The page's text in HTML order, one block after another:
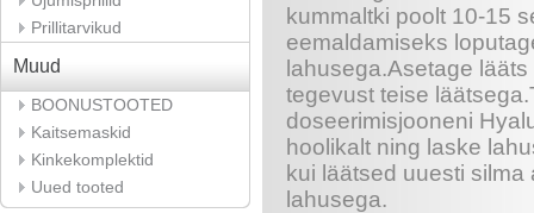
kummaltki poolt 10-15
eemaldamiseks
lahusega.Asetage
tegevust teise
doseerimisjooneni
hoolikalt ning laske
kui läätsed uuesti
lahusega.
Prillitarvikud
Muud
BOONUSTOOTED
Kaitsemaskid
Kinkekomplektid
Uued tooted